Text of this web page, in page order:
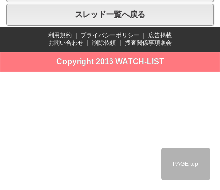
スレッド一覧へ戻る
利用規約 プライバシーポリシー
広告掲載
お問い合わせ
削除依頼 捜査関係事項照会
Copyright 2016 WATCH-LIST
PAGE top